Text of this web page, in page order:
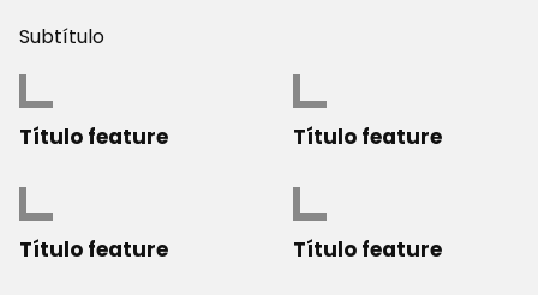
Subtítulo
Título feature Título feature
Título feature Título feature